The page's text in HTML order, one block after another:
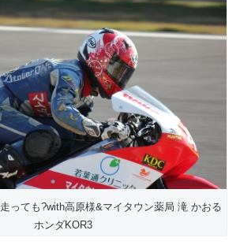
っても?with高原様&マイタウン薬局 滝 かおる
ホンダKOR3